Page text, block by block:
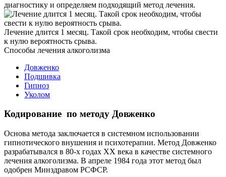
диагностику и определяем подходящий метод лечения.
Лечение длится 1 месяц. Такой срок необходим, чтобы свести
к нулю вероятность срыва.
Способы лечения алкоголизма
Довженко
Подшивка
Гипноз
Уколом
Кодирование по методу Довженко
Основа метода заключается в системном использовании
гипнотического внушения и психотерапии. Метод Довженко
разрабатывался в 80-х годах ХХ века в качестве системного
лечения алкоголизма. В апреле 1984 года этот метод был
одобрен Минздравом РСФСР.